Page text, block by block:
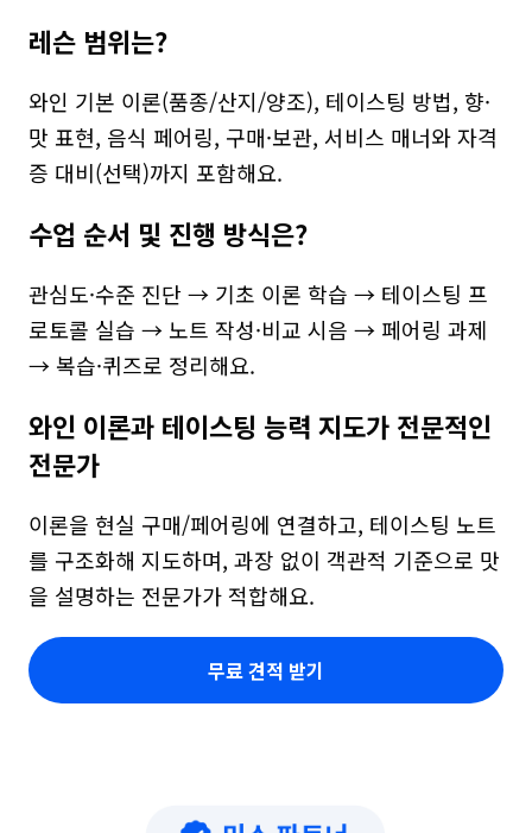
레슨 범위는?
와인 기본 이론(품종/산지/양조), 테이스팅 방법, 향·
맛 표현, 음식 페어링, 구매·보관, 서비스 매너와 자격
증 대비(선택)까지 포함해요.
수업 순서 및 진행 방식은?
관심도·수준 진단 → 기초 이론 학습 → 테이스팅 프
로토콜 실습 → 노트 작성·비교 시음 → 페어링 과제
→ 복습·퀴즈로 정리해요.
와인 이론과 테이스팅 능력 지도가 전문적인
전문가
이론을 현실 구매/페어링에 연결하고, 테이스팅 노트
를 구조화해 지도하며, 과장 없이 객관적 기준으로 맛
을 설명하는 전문가가 적합해요.
무료 견적 받기